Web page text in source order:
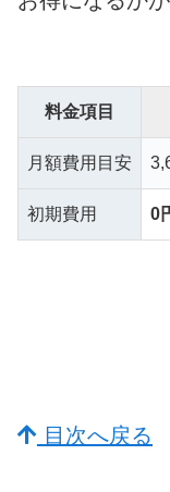
料金項目
月額費用目安
初期費用 0
目次へ戻る